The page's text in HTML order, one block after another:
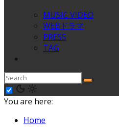
MUSIC VIDEO
WEBドラマ
PRESS
TAG
You are here:
Home